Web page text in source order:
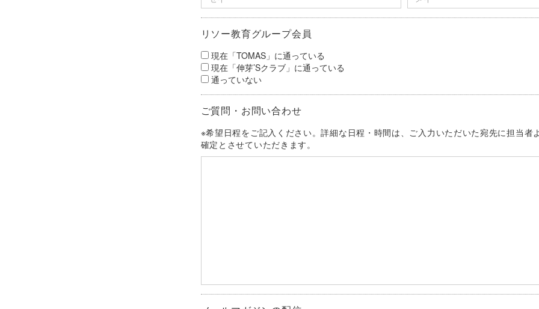
リソー教育グループ会員
現在「TOMAS」に通っている
現在「伸芽’Sクラブ」に通っている
通っていない
ご質問・お問い合わせ
※希望日程をご記入ください。詳細な日程・時間は、ご入力いただいた宛先に担当者
確定とさせていただきます。